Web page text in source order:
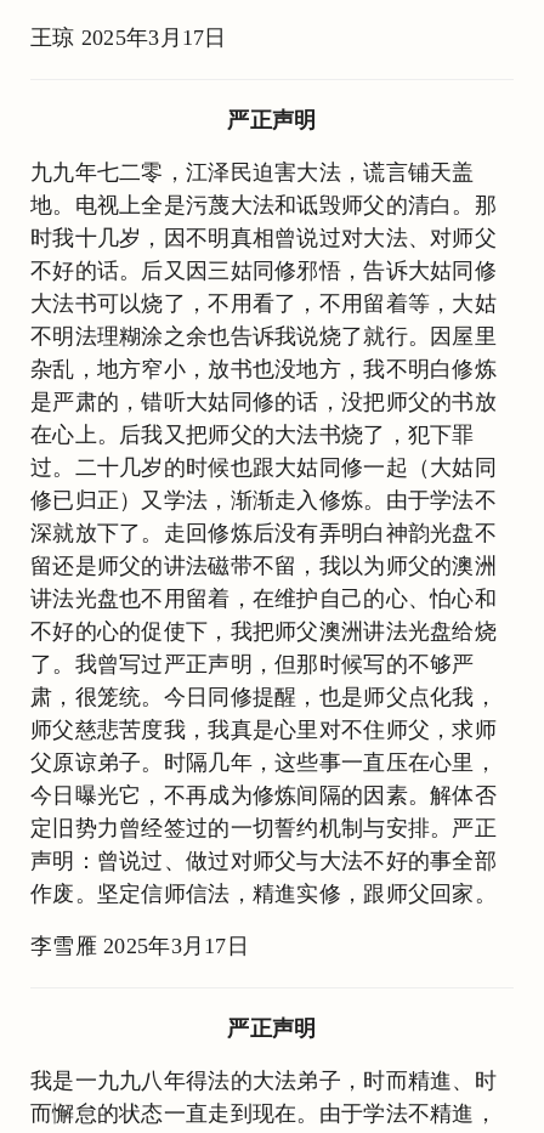
王琼 2025年3月17日
严正声明
九九年七二零，江泽民迫害大法，谎言铺天盖
地。电视上全是污蔑大法和诋毁师父的清白。那
时我十几岁，因不明真相曾说过对大法、对师父
不好的话。后又因三姑同修邪悟，告诉大姑同修
大法书可以烧了，不用看了，不用留着等，大姑
不明法理糊涂之余也告诉我说烧了就行。因屋里
杂乱，地方窄小，放书也没地方，我不明白修炼
是严肃的，错听大姑同修的话，没把师父的书放
在心上。后我又把师父的大法书烧了，犯下罪
过。二十几岁的时候也跟大姑同修一起（大姑同
修已归正）又学法，渐渐走入修炼。由于学法不
深就放下了。走回修炼后没有弄明白神韵光盘不
留还是师父的讲法磁带不留，我以为师父的澳洲
讲法光盘也不用留着，在维护自己的心、怕心和
不好的心的促使下，我把师父澳洲讲法光盘给烧
了。我曾写过严正声明，但那时候写的不够严
肃，很笼统。今日同修提醒，也是师父点化我，
师父慈悲苦度我，我真是心里对不住师父，求师
父原谅弟子。时隔几年，这些事一直压在心里，
今日曝光它，不再成为修炼间隔的因素。解体否
定旧势力曾经签过的一切誓约机制与安排。严正
声明：曾说过、做过对师父与大法不好的事全部
作废。坚定信师信法，精進实修，跟师父回家。
李雪雁 2025年3月17日
严正声明
我是一九九八年得法的大法弟子，时而精進、时
而懈怠的状态一直走到现在。由于学法不精進，